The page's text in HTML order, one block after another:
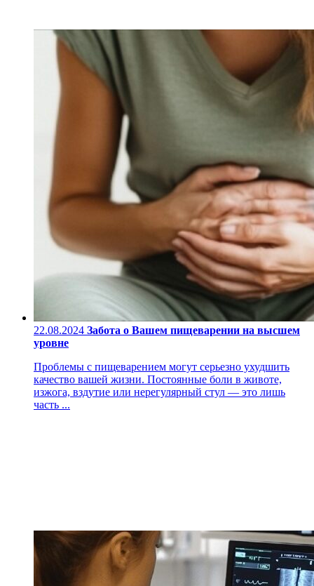
22.08.2024 Забота о Вашем пищеварении на высшем
уровне
Проблемы с пищеварением могут серьезно ухудшить
качество вашей жизни. Постоянные боли в животе,
изжога, вздутие или нерегулярный стул — это лишь
часть ...